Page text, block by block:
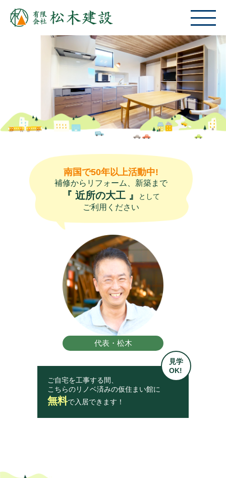
南国で50年以上活動中!
補修からリフォーム、新築まで
『 近所の大工 』 として
ご利用ください
代表・松木
ご自宅を工事する間、
こちらのリノベ済みの仮住まい館に
無料で入居できます！
見学
OK!